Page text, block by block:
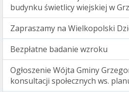
budynku świetlicy wiejskiej w
Zapraszamy na Wielkopolski
Bezpłatne badanie wzroku
Ogłoszenie Wójta Gminy
konsultacji społecznych ws.